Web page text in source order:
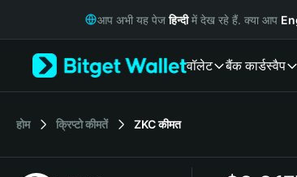
Русский
Italiano
आप अभी यह पेजहिन्दीमें देख रहे हैं. क्या आप
वॉलेट बैंक कार्डस्वैप
होम क्रिप्टो कीमतें ZKCकीमत